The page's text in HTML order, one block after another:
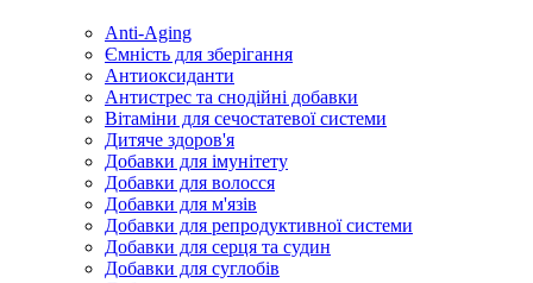
Anti-Aging
Ємність для зберігання
Антиоксиданти
Антистрес та снодійні добавки
Вітаміни для сечостатевої системи
Дитяче здоров'я
Добавки для імунітету
Добавки для волосся
Добавки для м'язів
Добавки для репродуктивної системи
Добавки для серця та судин
Добавки для суглобів